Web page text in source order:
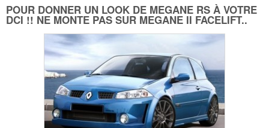
POUR DONNER UN LOOK DE MEGANE RS À VOTRE
DCI !! NE MONTE PAS SUR MEGANE II FACELIFT..